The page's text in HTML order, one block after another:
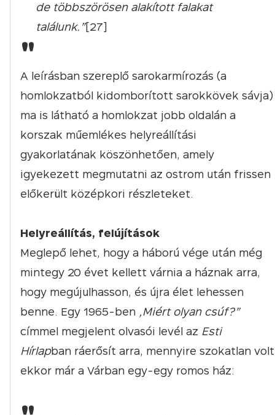
de többszörösen alakított falakat
találunk.”[27]
"
A leírásban szereplő sarokarmírozás (a
homlokzatból kidomborított sarokkövek sávja)
ma is látható a homlokzat jobb oldalán a
korszak műemlékes helyreállítási
gyakorlatának köszönhetően, amely
igyekezett megmutatni az ostrom után frissen
előkerült középkori részleteket.
Helyreállítás, felújítások
Meglepő lehet, hogy a háború vége után még
mintegy 20 évet kellett várnia a háznak arra,
hogy megújulhasson, és újra élet lehessen
benne. Egy 1965-ben „Miért olyan csúf?”
címmel megjelent olvasói levél az Esti
Hírlapban ráerősít arra, mennyire szokatlan volt
ekkor már a Várban egy-egy romos ház: